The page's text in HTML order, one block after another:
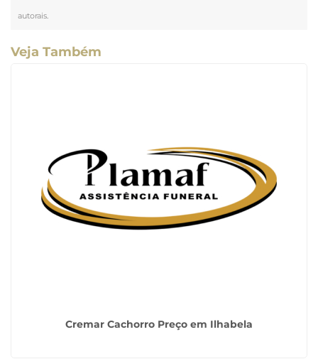
autorais.
Veja Também
Cremar Cachorro Preço em Ilhabela